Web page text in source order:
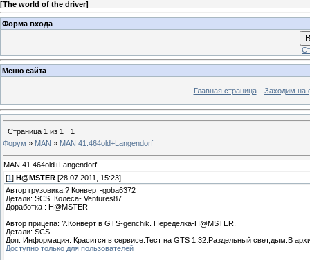
[The world of the driver]
Форма входа
Меню сайта
Главная страница Заходим на
Страница 1 из 1
1
Форум » MAN » MAN 41.464old+Langendorf
MAN 41.464old+Langendorf
[1 ] H@MSTER [28.07.2011, 15:23]
Автор грузовика:? Конверт-goba6372
Детали: SCS. Колёса- Ventures87
Доработка : H@MSTER
Автор прицепа: ?.Конверт в GTS-genchik. Переделка-H@MSTER.
Детали: SCS.
Доп. Информация: Красится в сервисе.Тест на GTS 1.32.Раздельный свет,дым.В
Доступно только для пользователей